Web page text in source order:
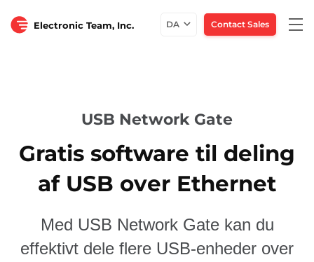
Electronic Team, Inc. DA Contact Sales
USB Network Gate
Gratis software til deling
af USB over Ethernet
Med USB Network Gate kan du
effektivt dele flere USB-enheder over